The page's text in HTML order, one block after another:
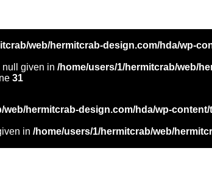
web/hermitcrab-design.com/hda/wp-
null given in /home/users/1/hermitcrab/web/
31
web/hermitcrab-design.com/hda/wp-
in /home/users/1/hermitcrab/web/